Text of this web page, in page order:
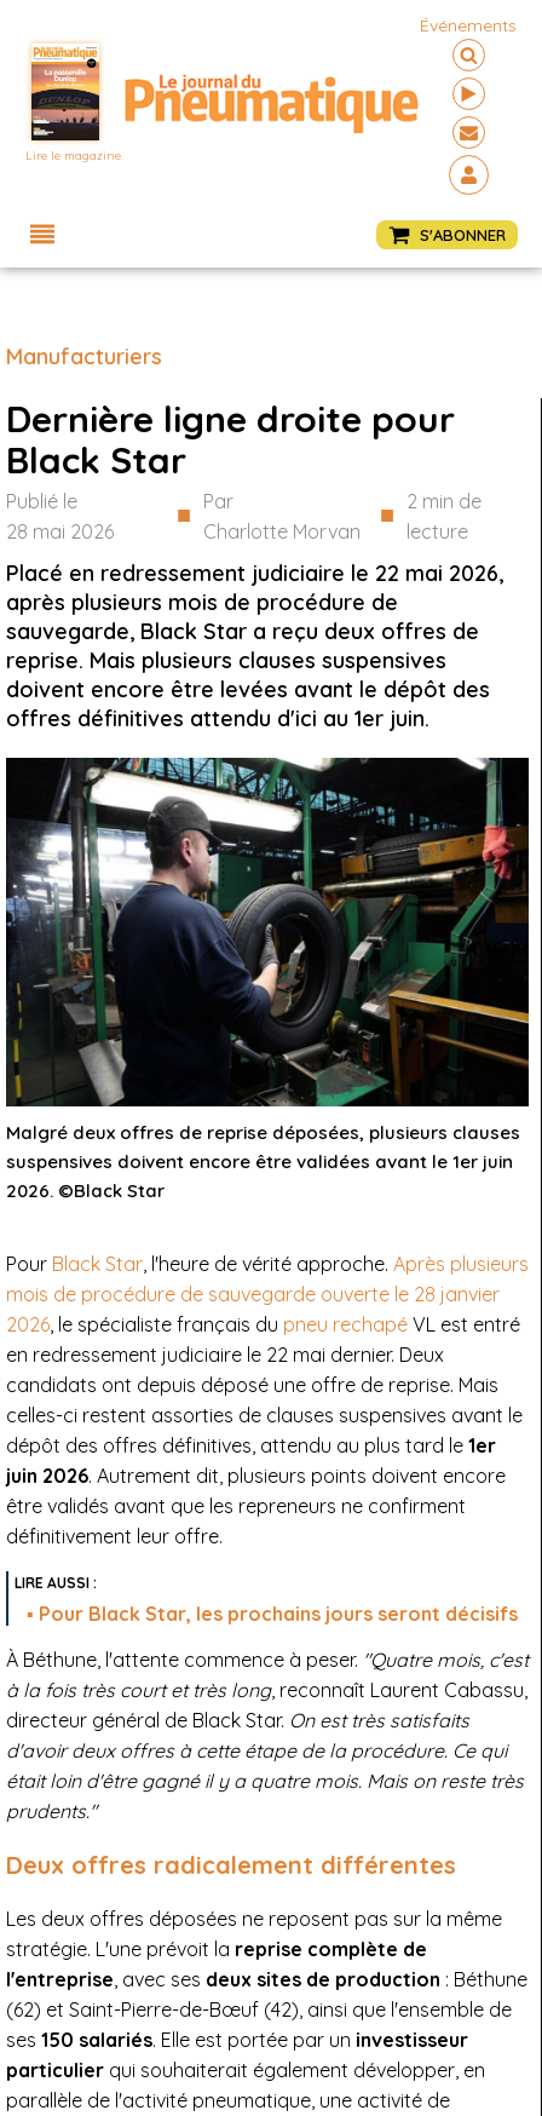
Lire le magazine
Événements
S'ABONNER
Manufacturiers
Dernière ligne droite pour
Black Star
Publié le
28 mai 2026
■ Par
Charlotte Morvan
■ 2 min de
lecture
Placé en redressement judiciaire le 22 mai 2026,
après plusieurs mois de procédure de
sauvegarde, Black Star a reçu deux offres de
reprise. Mais plusieurs clauses suspensives
doivent encore être levées avant le dépôt des
offres définitives attendu d'ici au 1er juin.
Malgré deux offres de reprise déposées, plusieurs clauses
suspensives doivent encore être validées avant le 1er juin
2026. ©Black Star
Pour Black Star , l'heure de vérité approche. Après plusieurs
mois de procédure de sauvegarde ouverte le 28 janvier
2026 , le spécialiste français du pneu rechapé VL est entré
en redressement judiciaire le 22 mai dernier. Deux
candidats ont depuis déposé une offre de reprise. Mais
celles-ci restent assorties de clauses suspensives avant le
dépôt des offres définitives, attendu au plus tard le 1er
juin 2026. Autrement dit, plusieurs points doivent encore
être validés avant que les repreneurs ne confirment
définitivement leur offre.
Pour Black Star, les prochains jours seront décisifs
À Béthune, l'attente commence à peser. "Quatre mois, c'est
à la fois très court et très long, reconnaît Laurent Cabassu,
directeur général de Black Star. On est très satisfaits
d'avoir deux offres à cette étape de la procédure. Ce qui
était loin d'être gagné il y a quatre mois. Mais on reste très
prudents."
Deux offres radicalement différentes
Les deux offres déposées ne reposent pas sur la même
stratégie. L'une prévoit la reprise complète de
l'entreprise , avec ses deux sites de production : Béthune
(62) et Saint-Pierre-de-Bœuf (42), ainsi que l'ensemble de
ses 150 salariés. Elle est portée par un investisseur
particulier qui souhaiterait également développer, en
parallèle de l'activité pneumatique, une activité de